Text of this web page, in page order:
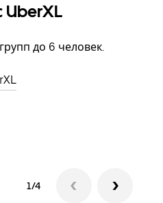
до 6 человек.
1/4